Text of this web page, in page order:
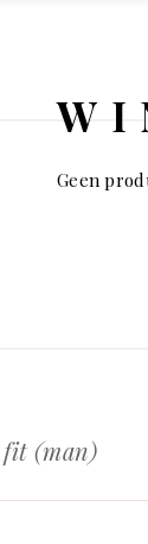
Geen
fit (man)